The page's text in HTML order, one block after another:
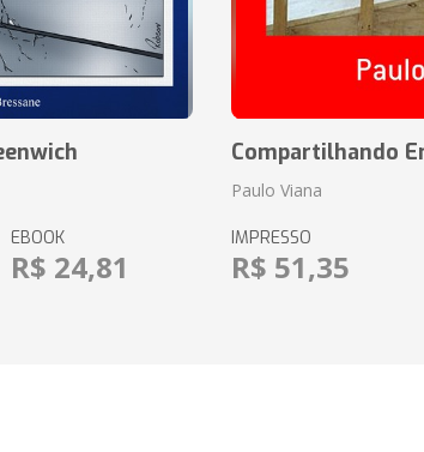
EBOOK
R$ 24,81
Compartilhando
Paulo Viana
IMPRESSO
R$ 51,35